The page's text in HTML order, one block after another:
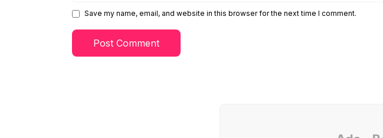
Save my name, email, and website in this browser for the next time I comment.